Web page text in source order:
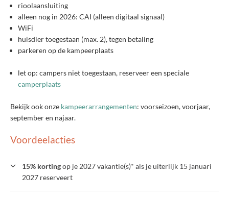
rioolaansluiting
alleen nog in 2026: CAI (alleen digitaal signaal)
WiFi
huisdier toegestaan (max. 2), tegen betaling
parkeren op de kampeerplaats
let op: campers niet toegestaan, reserveer een speciale
camperplaats
Bekijk ook onze kampeerarrangementen: voorseizoen, voorjaar,
september en najaar.
Voordeelacties
15% kortingop je 2027 vakantie(s)* als je uiterlijk 15 januari
2027 reserveert